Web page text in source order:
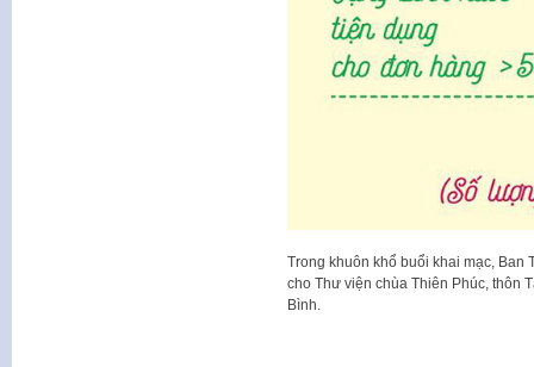
Trong khuôn khổ buổi khai mạc, Ban
cho Thư viện chùa Thiên Phúc, thôn
Bình.